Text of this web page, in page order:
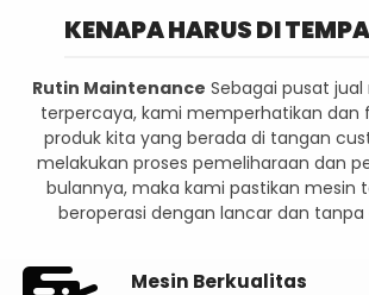
KENAPA HARUS DI
Rutin Maintenance Sebagai pusat
terpercaya, kami memperhatikan dan
produk kita yang berada di tangan
melakukan proses pemeliharaan dan
bulannya, maka kami pastikan mesin
beroperasi dengan lancar dan tanpa
Mesin Berkualitas